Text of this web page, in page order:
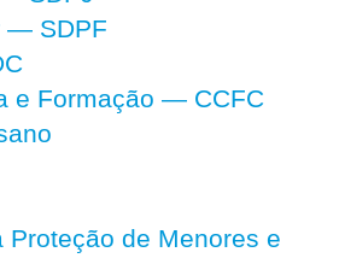
— SDPF
e Formação — CCFC
Proteção de Menores e